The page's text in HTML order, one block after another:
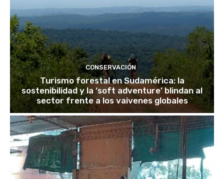
CONSERVACIÓN
Turismo forestal en Sudamérica: la
sostenibilidad y la ‘soft adventure’ blindan al
sector frente a los vaivenes globales